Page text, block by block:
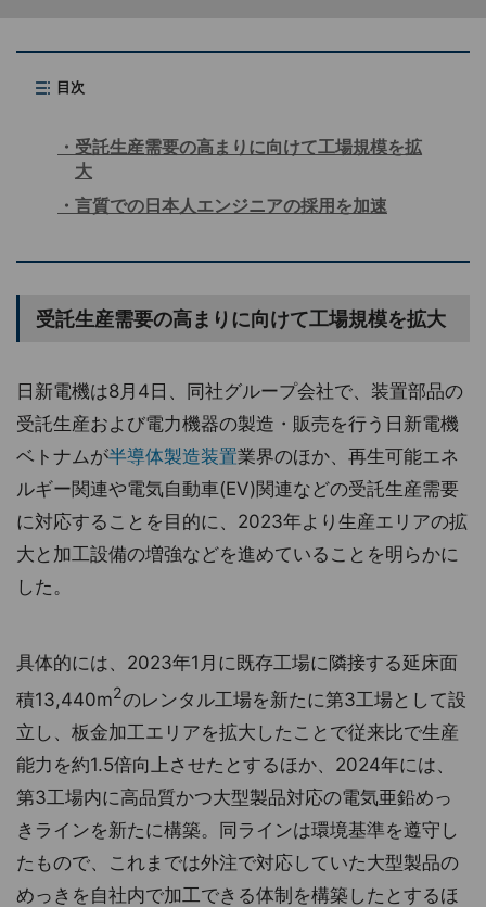
目次
受託生産需要の高まりに向けて工場規模を拡
大
言質での日本人エンジニアの採用を加速
受託生産需要の高まりに向けて工場規模を拡大
日新電機は8月4日、同社グループ会社で、装置部品の
受託生産および電力機器の製造・販売を行う日新電機
ベトナムが半導体製造装置業界のほか、再生可能エネ
ルギー関連や電気自動車(EV)関連などの受託生産需要
に対応することを目的に、2023年より生産エリアの拡
大と加工設備の増強などを進めていることを明らかに
した。
具体的には、2023年1月に既存工場に隣接する延床面
積13,440m2のレンタル工場を新たに第3工場として設
立し、板金加工エリアを拡大したことで従来比で生産
能力を約1.5倍向上させたとするほか、2024年には、
第3工場内に高品質かつ大型製品対応の電気亜鉛めっ
きラインを新たに構築。同ラインは環境基準を遵守し
たもので、これまでは外注で対応していた大型製品の
めっきを自社内で加工できる体制を構築したとするほ